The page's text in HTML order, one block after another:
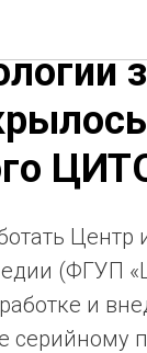
ми
Центр
(ФГУП
и
серийному